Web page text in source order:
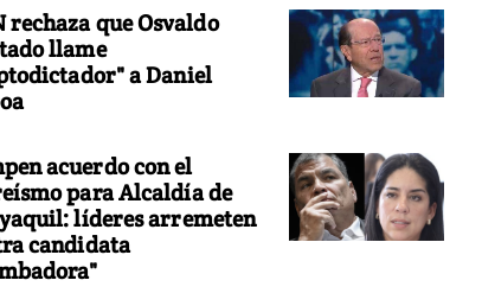
rechaza que Osvaldo
llame
a Daniel
acuerdo con el
para Alcaldía de
líderes arremeten
candidata